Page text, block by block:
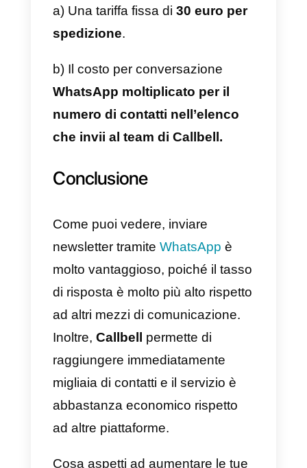
Callbell. Tieni presente che a
questo punto dovresti essere già
registrato e avere un tuo account
Callbell con l’API di WhatsApp
Business. Nel caso non dovessi
piùcliccando qui
Una volta ricevuto il messaggio,
un membro del team ti contatterà
tempestivamente per condividere
il costo del servizio e
programmare la diffusione del tuo
messaggio di massa o della
newsletter WhatsApp.
Per programmare l’invio di
all’interno del modulo che invierai